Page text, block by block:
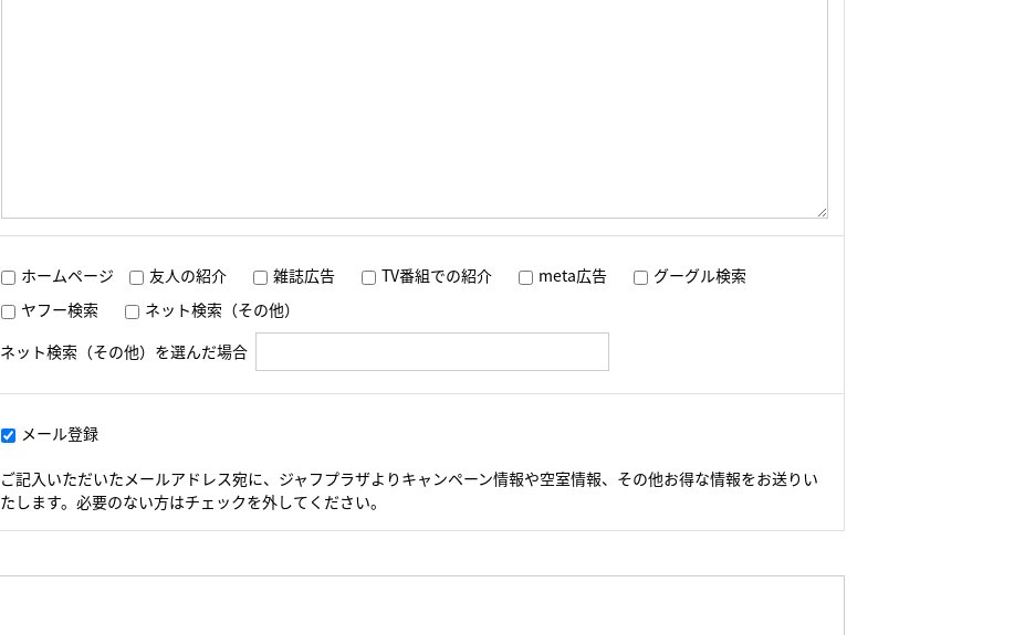
ホームページ 友人の紹介 雑誌広告 TV番組での紹介 meta広告
グーグル検索
ヤフー検索
ネット検索（その他）
ネット検索（その他）を選んだ場合
メール登録
ご記入いただいたメールアドレス宛に、ジャフプラザよりキャンペーン情報や空室情報、その他お得な情報をお送りい
たします。必要のない方はチェックを外してください。